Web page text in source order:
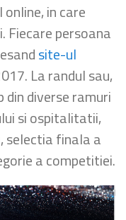
in care
Fiecare persoana
site-ul
La randul sau,
diverse ramuri
si ospitalitatii,
selectia finala a
a competitiei.